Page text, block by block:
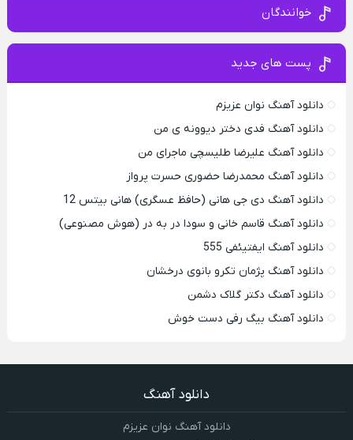
خوانندگان
پست های جدید
دانلود آهنگ نوان عزیزم
دانلود آهنگ فدی دختر دیوونه ی من
دانلود آهنگ علیرضا طلیسچی ماجرای من
دانلود آهنگ محمدرضا حضورى حسرت پرواز
دانلود آهنگ دی جی هانی (حافظ عسگری) هانی بیتس 12
دانلود آهنگ قاسم خانی و سودا در به در (هوش مصنوعی)
دانلود آهنگ ایفتیئفی 555
دانلود آهنگ پژمان تکرو بانوی درخشان
دانلود آهنگ دکتر گلاک دشمن
دانلود آهنگ بیگ رفی دست خوش
دانلود آهنگ
دانلود آهنگ نوان عزیزم